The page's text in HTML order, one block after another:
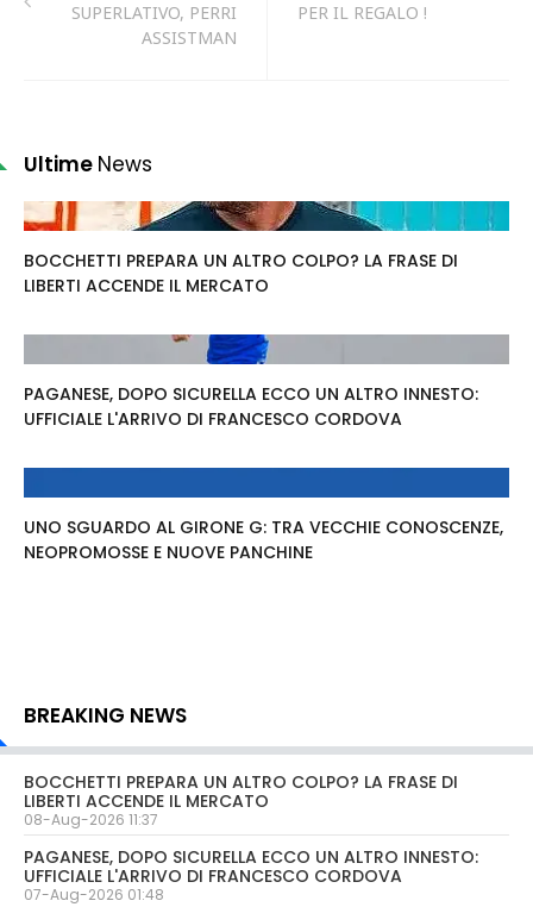
SUPERLATIVO, PERRI
ASSISTMAN
PER IL REGALO !
Ultime News
BOCCHETTI PREPARA UN ALTRO COLPO? LA FRASE DI
LIBERTI ACCENDE IL MERCATO
PAGANESE, DOPO SICURELLA ECCO UN ALTRO INNESTO:
UFFICIALE L'ARRIVO DI FRANCESCO CORDOVA
UNO SGUARDO AL GIRONE G: TRA VECCHIE CONOSCENZE,
NEOPROMOSSE E NUOVE PANCHINE
BREAKING NEWS
BOCCHETTI PREPARA UN ALTRO COLPO? LA FRASE DI
LIBERTI ACCENDE IL MERCATO
08-Aug-2026 11:37
PAGANESE, DOPO SICURELLA ECCO UN ALTRO INNESTO:
UFFICIALE L'ARRIVO DI FRANCESCO CORDOVA
07-Aug-2026 01:48